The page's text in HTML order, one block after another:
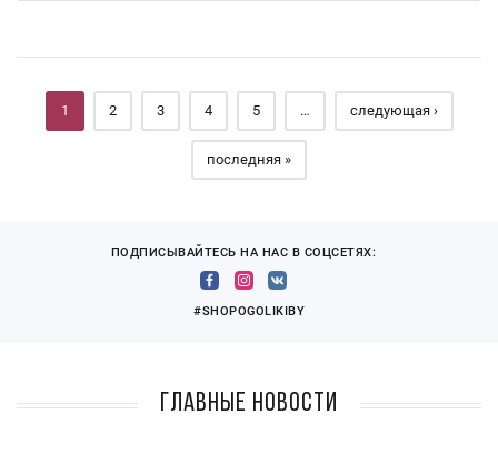
Страницы
1 2 3 4 5 … следующая ›
последняя »
ПОДПИСЫВАЙТЕСЬ НА НАС В СОЦСЕТЯХ:
#SHOPOGOLIKIBY
Главные новости